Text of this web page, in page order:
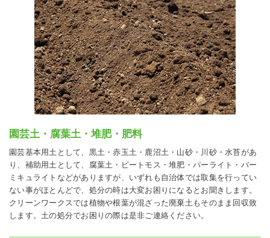
園芸土・腐葉土・堆肥・肥料
園芸基本用土として、黒土・赤玉土・鹿沼土・山砂・川砂・水苔があ
り、補助用土として、腐葉土・ピートモス・堆肥・パーライト・バー
ミキュライトなどがありますが、いずれも自治体では取集を行ってい
ない事がほとんどで、処分の時は大変お困りになるとお聞きします。
クリーンワークスでは植物や根葉が混ざった廃棄土もそのまま回収致
します。土の処分でお困りの際は是非ご連絡ください。